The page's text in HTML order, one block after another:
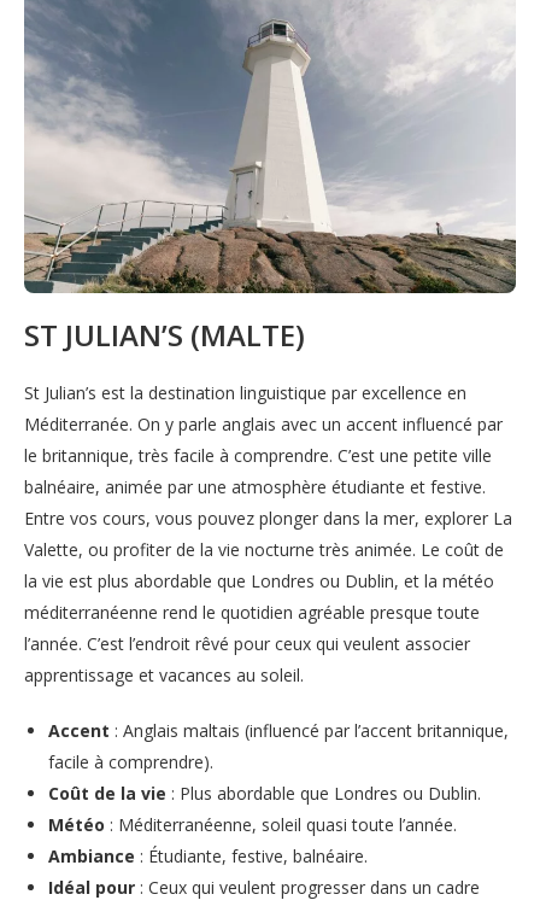
ST JULIAN’S (MALTE)
St Julian’s est la destination linguistique par excellence en
Méditerranée. On y parle anglais avec un accent influencé par
le britannique, très facile à comprendre. C’est une petite ville
balnéaire, animée par une atmosphère étudiante et festive.
Entre vos cours, vous pouvez plonger dans la mer, explorer La
Valette, ou profiter de la vie nocturne très animée. Le coût de
la vie est plus abordable que Londres ou Dublin, et la météo
méditerranéenne rend le quotidien agréable presque toute
l’année. C’est l’endroit rêvé pour ceux qui veulent associer
apprentissage et vacances au soleil.
Accent : Anglais maltais (influencé par l’accent britannique,
facile à comprendre).
Coût de la vie : Plus abordable que Londres ou Dublin.
Météo : Méditerranéenne, soleil quasi toute l’année.
Ambiance : Étudiante, festive, balnéaire.
Idéal pour : Ceux qui veulent progresser dans un cadre